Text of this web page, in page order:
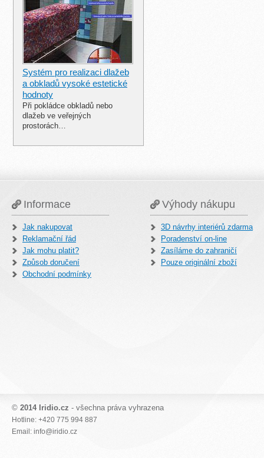
Systém pro realizaci dlažeb
a obkladů vysoké estetické
hodnoty
Při pokládce obkladů nebo
dlažeb ve veřejných
prostorách…
Informace
Jak nakupovat
Reklamační řád
Jak mohu platit?
Způsob doručení
Obchodní podmínky
Výhody nákupu
3D návrhy interiérů zdarma
Poradenství on-line
Zasíláme do zahraničí
Pouze originální zboží
© 2014 Iridio.cz - všechna práva vyhrazena
Hotline: +420 775 994 887
Email: info@iridio.cz